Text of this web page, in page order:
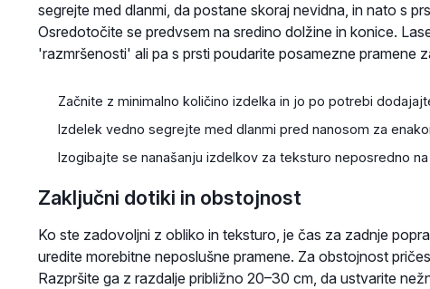
segrejte med dlanmi, da postane skoraj nevidna, in nato s
Osredotočite se predvsem na sredino dolžine in konice.
'razmršenosti' ali pa s prsti poudarite posamezne pramene
Začnite z minimalno količino izdelka in jo po potrebi
Izdelek vedno segrejte med dlanmi pred nanosom za
Izogibajte se nanašanju izdelkov za teksturo neposredno na
Zaključni dotiki in obstojnost
Ko ste zadovoljni z obliko in teksturo, je čas za zadnje
uredite morebitne neposlušne pramene. Za obstojnost
Razpršite ga z razdalje približno 20–30 cm, da ustvarite